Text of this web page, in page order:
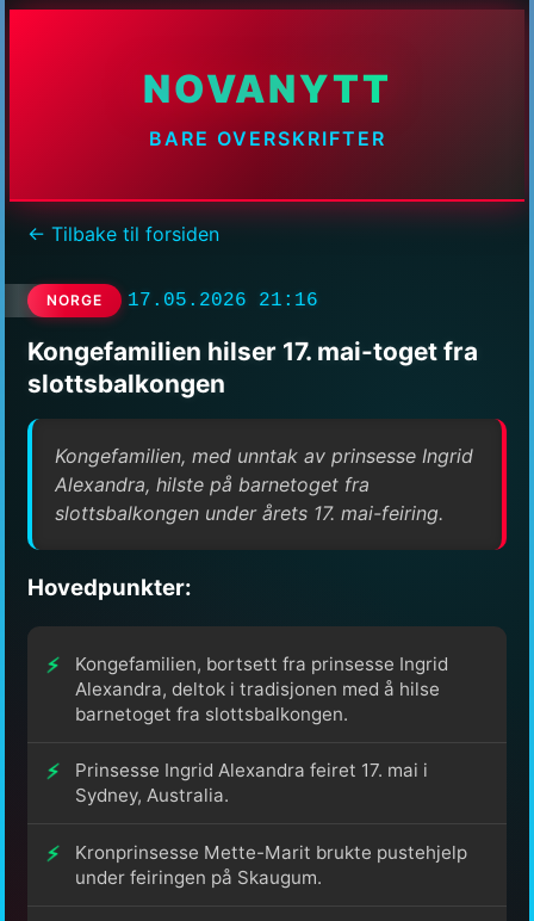
NOVANYTT
BARE OVERSKRIFTER
← Tilbake til forsiden
NORGE 17.05.2026 21:16
Kongefamilien hilser 17. mai-toget fra
slottsbalkongen
Kongefamilien, med unntak av prinsesse Ingrid
Alexandra, hilste på barnetoget fra
slottsbalkongen under årets 17. mai-feiring.
Hovedpunkter:
Kongefamilien, bortsett fra prinsesse Ingrid
Alexandra, deltok i tradisjonen med å hilse
barnetoget fra slottsbalkongen.
Prinsesse Ingrid Alexandra feiret 17. mai i
Sydney, Australia.
Kronprinsesse Mette-Marit brukte pustehjelp
under feiringen på Skaugum.